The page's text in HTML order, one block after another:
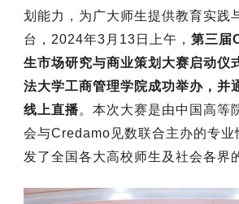
划能力，为广大师生提供教育实践
台， 2024年3月13日上午， 第三届
生市场研究与商业策划大赛启动仪
法大学工商管理学院成功举办，并
线上直播。本次大赛是由中国高等
会与Credamo见数联合主办的专业
发了全国各大高校师生及社会各界